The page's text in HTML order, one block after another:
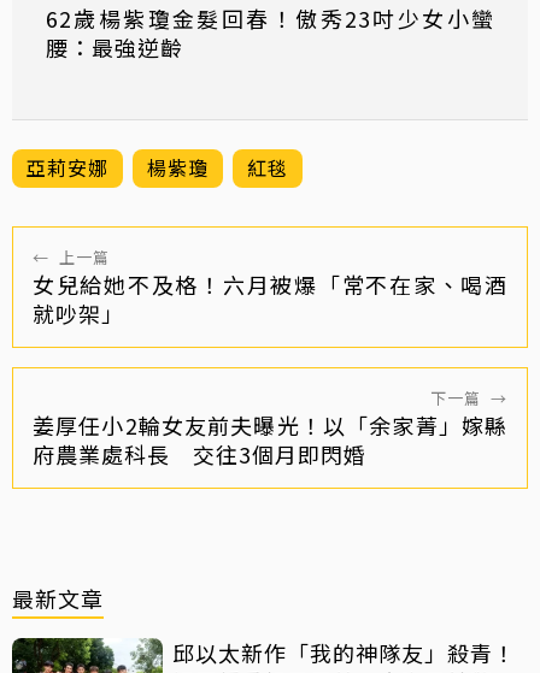
62歲楊紫瓊金髮回春！傲秀23吋少女小蠻
腰：最強逆齡
亞莉安娜 楊紫瓊 紅毯
← 上一篇
女兒給她不及格！六月被爆「常不在家、喝酒
就吵架」
下一篇 →
姜厚任小2輪女友前夫曝光！以「余家菁」嫁縣
府農業處科長 交往3個月即閃婚
最新文章
邱以太新作「我的神隊友」殺青！